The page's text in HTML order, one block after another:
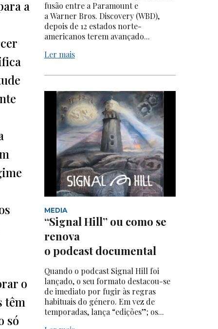
a
o
têm
só
fusão entre a Paramount e
a Warner Bros. Discovery (WBD),
depois de 12 estados norte-
americanos terem avançado...
Ler mais
MEDIA
“Signal Hill” ou como se
renova
o podcast documental
Quando o podcast Signal Hill foi
lançado, o seu formato destacou-se
de imediato por fugir às regras
habituais do género. Em vez de
temporadas, lança “edições”; os...